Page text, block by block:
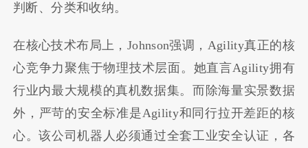
判断、分类和收纳。
在核心技术布局上，Johnson强调，Agility真正的核
心竞争力聚焦于物理技术层面。她直言Agility拥有
行业内最大规模的真机数据集。而除海量实景数据
外，严苛的安全标准是Agility和同行拉开差距的核
心。该公司机器人必须通过全套工业安全认证，各